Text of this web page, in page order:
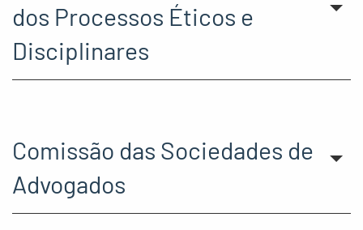
dos Processos Éticos e
Disciplinares
Comissão das Sociedades de
Advogados